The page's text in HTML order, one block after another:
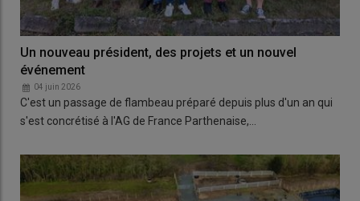
Un nouveau président, des projets et un nouvel
événement
04 juin 2026
C'est un passage de flambeau préparé depuis plus d'un an qui
s'est concrétisé à l'AG de France Parthenaise,…